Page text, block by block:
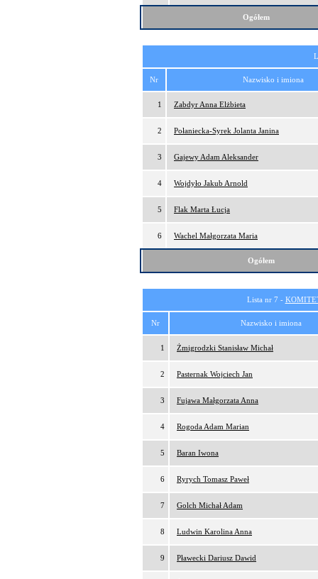
Ogółem
Nr Nazwisko i imiona
1 Zabdyr Anna Elżbieta
2 Połaniecka-Syrek Jolanta Janina
3 Gajewy Adam Aleksander
4 Wojdyło Jakub Arnold
5 Flak Marta Łucja
6 Wachel Małgorzata Maria
Ogółem
Lista nr 7 -
Nr Nazwisko i imiona
1 Żmigrodzki Stanisław Michał
2 Pasternak Wojciech Jan
3 Fujawa Małgorzata Anna
4 Rogoda Adam Marian
5 Baran Iwona
6 Ryrych Tomasz Paweł
7 Golch Michał Adam
8 Ludwin Karolina Anna
9 Pławecki Dariusz Dawid